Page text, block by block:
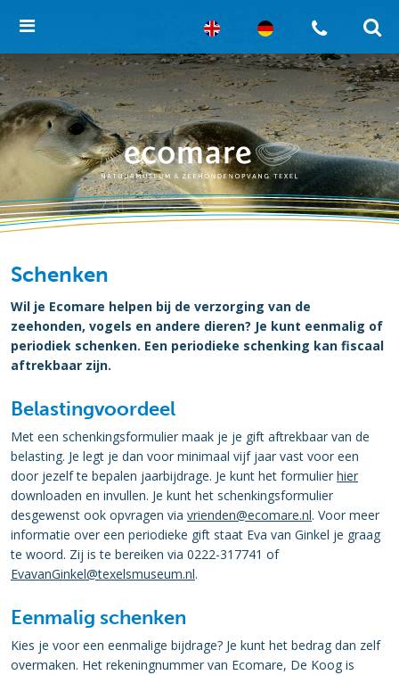
Schenken
Wil je Ecomare helpen bij de verzorging van de
zeehonden, vogels en andere dieren? Je kunt eenmalig of
periodiek schenken. Een periodieke schenking kan fiscaal
aftrekbaar zijn.
Belastingvoordeel
Met een schenkingsformulier maak je je gift aftrekbaar van de
belasting. Je legt je dan voor minimaal vijf jaar vast voor een
door jezelf te bepalen jaarbijdrage. Je kunt het formulier hier
downloaden en invullen. Je kunt het schenkingsformulier
desgewenst ook opvragen via vrienden@ecomare.nl. Voor meer
informatie over een periodieke gift staat Eva van Ginkel je graag
te woord. Zij is te bereiken via 0222-317741 of
EvavanGinkel@texelsmuseum.nl.
Eenmalig schenken
Kies je voor een eenmalige bijdrage? Je kunt het bedrag dan zelf
overmaken. Het rekeningnummer van Ecomare, De Koog is